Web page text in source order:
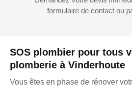
SOS plombier pour tous
plomberie à Vinderhoute
Vous êtes en phase de rénover
formulaire de contact ou